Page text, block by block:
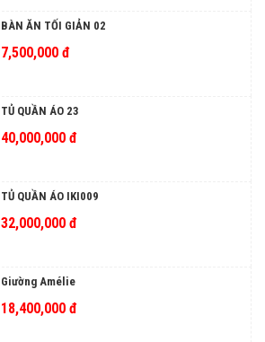
BÀN ĂN TỐI GIẢN 02
7,500,000 đ
TỦ QUẦN ÁO 23
40,000,000 đ
TỦ QUẦN ÁO IKI009
32,000,000 đ
Giường Amélie
18,400,000 đ